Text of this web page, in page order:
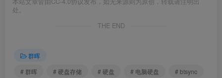
处。
THE END
群晖
# 群晖
# 硬盘存储 # 硬盘 # 电脑硬盘 # btsync